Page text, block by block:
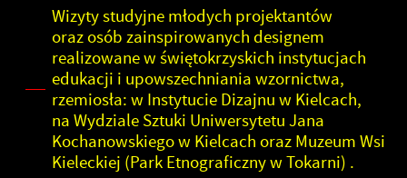
Wizyty studyjne młodych projektantów
oraz osób zainspirowanych designem
realizowane w świętokrzyskich instytucjach
edukacji i upowszechniania wzornictwa,
rzemiosła: w Instytucie Dizajnu w Kielcach,
na Wydziale Sztuki Uniwersytetu Jana
Kochanowskiego w Kielcach oraz Muzeum Wsi
Kieleckiej (Park Etnograficzny w Tokarni) .